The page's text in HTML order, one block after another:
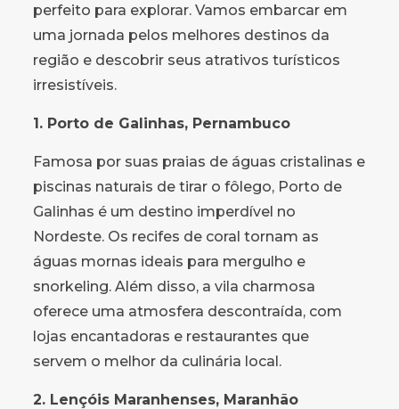
perfeito para explorar. Vamos embarcar em
uma jornada pelos melhores destinos da
região e descobrir seus atrativos turísticos
irresistíveis.
1. Porto de Galinhas, Pernambuco
Famosa por suas praias de águas cristalinas e
piscinas naturais de tirar o fôlego, Porto de
Galinhas é um destino imperdível no
Nordeste. Os recifes de coral tornam as
águas mornas ideais para mergulho e
snorkeling. Além disso, a vila charmosa
oferece uma atmosfera descontraída, com
lojas encantadoras e restaurantes que
servem o melhor da culinária local.
2. Lençóis Maranhenses, Maranhão